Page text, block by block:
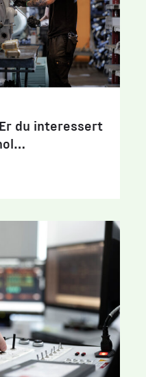
du interessert